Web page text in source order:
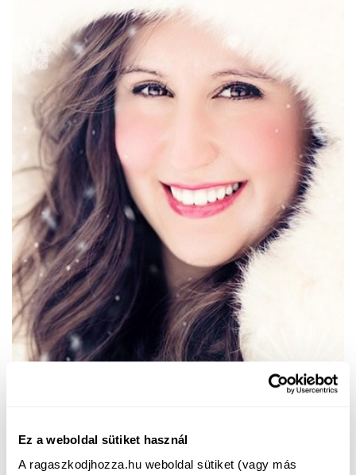
Ez a weboldal sütiket használ
A ragaszkodjhozza.hu weboldal sütiket (vagy más
női egészségmegőrzés
A hideg idő hatása a